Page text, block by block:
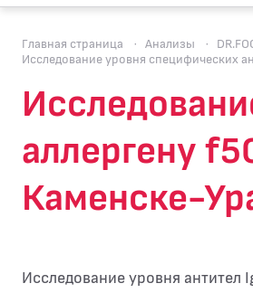
Главная страница · Анализы ·
Исследование уровня специфических
аллергену
Каменске-
Исследование уровня антител